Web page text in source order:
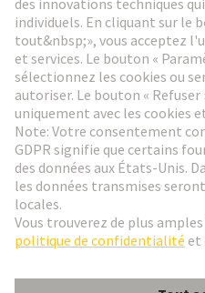
Aller à l'inscription
Social Media
France Français